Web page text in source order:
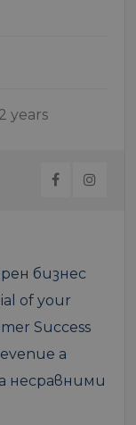
years
бизнес
of your
Success
a
несравними